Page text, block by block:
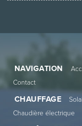
NAVIGATION
Contact
CHAUFFAGE
Chaudière électrique